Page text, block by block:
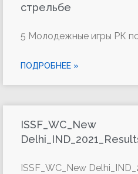
стрельбе
5 Молодежные игры РК
ПОДРОБНЕЕ »
ISSF_WC_New
ISSF_WC_New